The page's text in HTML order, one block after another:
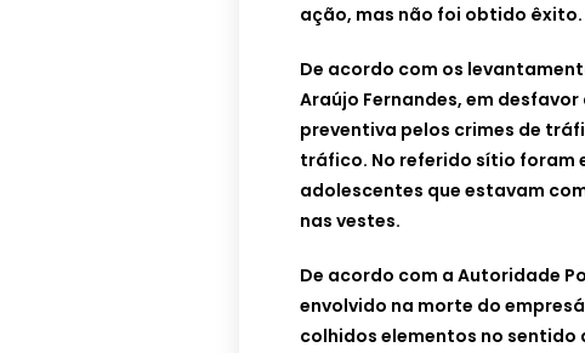
ação, mas não foi obtido êxito.
De acordo com os
Araújo Fernandes, em
preventiva pelos crimes de
tráfico. No referido sítio foram
adolescentes que estavam
nas vestes.
De acordo com a Autoridade
envolvido na morte do
colhidos elementos no